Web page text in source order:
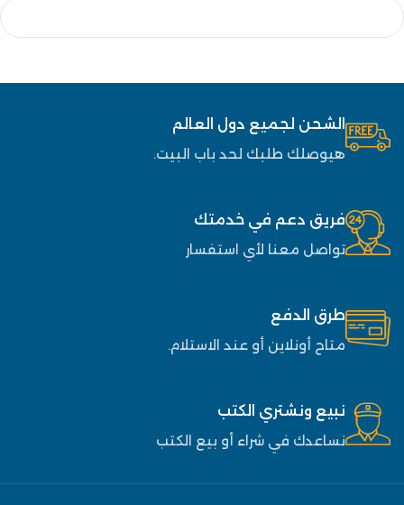
الشحن لجميع دول العالم
هيوصلك طلبك لحد باب البيت.
فريق دعم في خدمتك
تواصل معنا لأي استفسار
طرق الدفع
متاح أونلاين أو عند الاستلام.
نبيع ونشتري الكتب
نساعدك في شراء أو بيع الكتب